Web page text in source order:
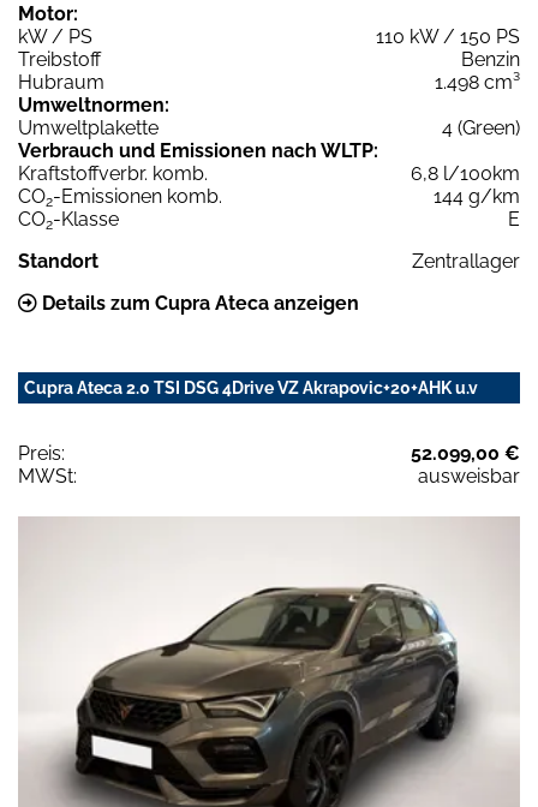
Motor:
kW / PS
110 kW / 150 PS
Treibstoff
Benzin
Hubraum
1.498 cm³
Umweltnormen:
Umweltplakette
4 (Green)
Verbrauch und Emissionen nach WLTP:
Kraftstoffverbr. komb.
6,8 l/100km
CO2-Emissionen komb.
144 g/km
CO2-Klasse
E
Standort
Zentrallager
Details zum Cupra Ateca anzeigen
Cupra Ateca 2.0 TSI DSG 4Drive VZ Akrapovic+20+AHK u.v
Preis:
52.099,00 €
MWSt:
ausweisbar